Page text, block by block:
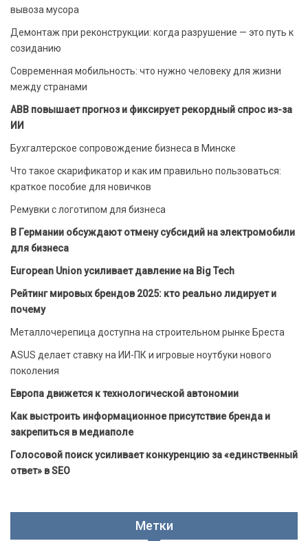
вывоза мусора
Демонтаж при реконструкции: когда разрушение — это путь к
созиданию
Современная мобильность: что нужно человеку для жизни
между странами
ABB повышает прогноз и фиксирует рекордный спрос из-за
ИИ
Бухгалтерское сопровождение бизнеса в Минске
Что такое скарификатор и как им правильно пользоваться:
краткое пособие для новичков
Ремувки с логотипом для бизнеса
В Германии обсуждают отмену субсидий на электромобили
для бизнеса
European Union усиливает давление на Big Tech
Рейтинг мировых брендов 2025: кто реально лидирует и
почему
Металлочерепица доступна на строительном рынке Бреста
ASUS делает ставку на ИИ-ПК и игровые ноутбуки нового
поколения
Европа движется к технологической автономии
Как выстроить информационное присутствие бренда и
закрепиться в медиаполе
Голосовой поиск усиливает конкуренцию за «единственный
ответ» в SEO
Метки